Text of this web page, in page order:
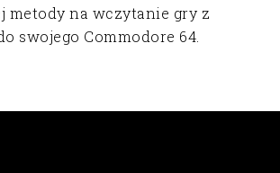
metody na wczytanie gry z
swojego Commodore 64.